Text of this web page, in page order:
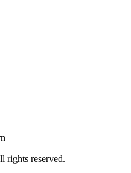
rights reserved.